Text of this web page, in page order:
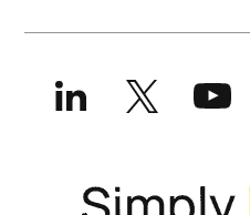
LinkedInX
(formerly
Twitter)